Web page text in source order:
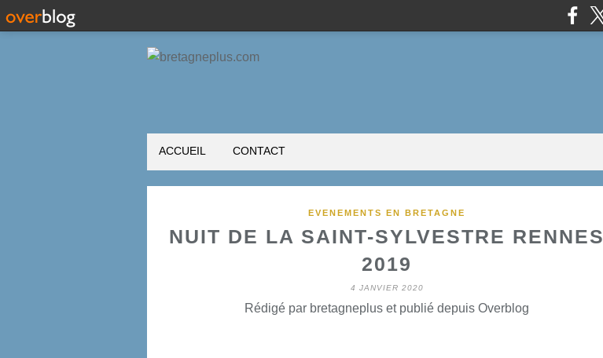
ACCUEIL CONTACT
EVENEMENTS EN BRETAGNE
NUIT DE LA SAINT-SYLVESTRE RENNES
2019
4 JANVIER 2020
Rédigé par bretagneplus et publié depuis Overblog